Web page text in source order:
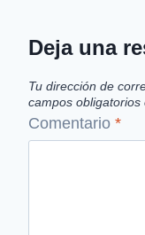
Deja una
Tu dirección de
campos
Comentario *